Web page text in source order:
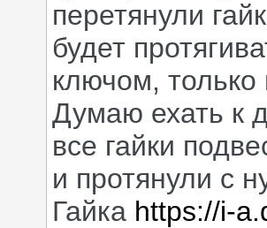
перетянули
будет
ключом, только
Думаю ехать к
все гайки
и протянули с
Гайка https://i-